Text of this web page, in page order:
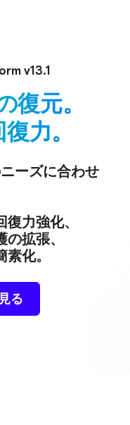
v13.1
元。
力。
ーズに合わせ
力強化、
拡張、
化。
る